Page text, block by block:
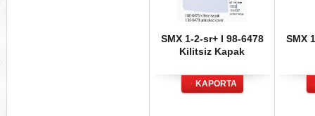
SMX 1-2-sr+ I 98-6478
Kilitsiz Kapak
KAPORTA
SMX